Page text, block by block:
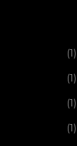
(1)
(1)
(1)
(1)